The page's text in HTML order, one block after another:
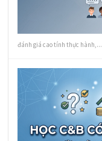
đánh giá cao tính thực hành,...